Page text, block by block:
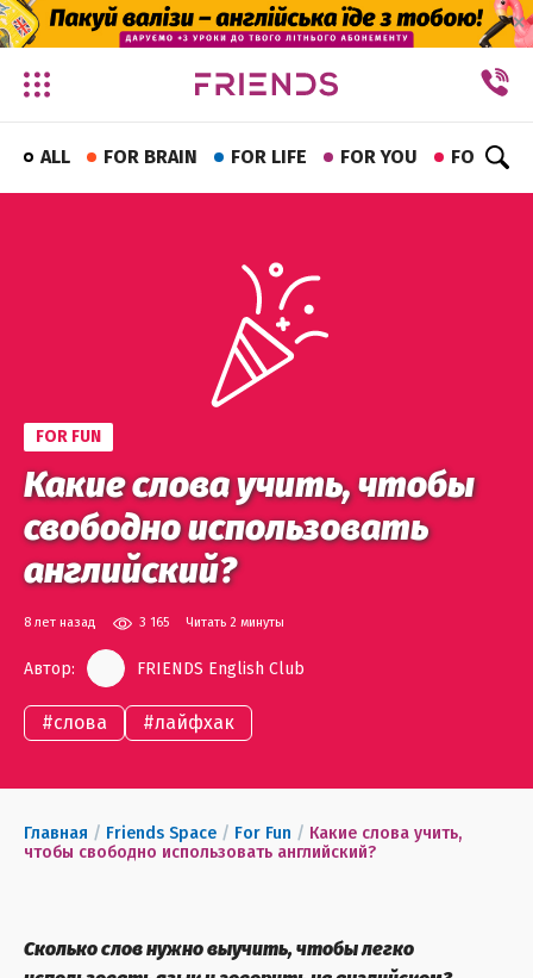
✕
ALL FOR BRAIN FOR LIFE FOR YOU FOR FUN
FOR FUN
Какие слова учить, чтобы
свободно использовать
английский?
8 лет назад 3 165 Читать 2 минуты
Автор: FRIENDS English Club
#слова #лайфхак
Главная / Friends Space / For Fun / Какие слова учить,
чтобы свободно использовать английский?
Сколько слов нужно выучить, чтобы легко